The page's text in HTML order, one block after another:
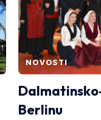
NOVOSTI
Berlinu